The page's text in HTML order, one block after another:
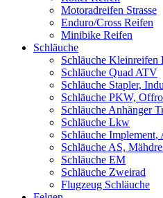
Motoradreifen Strasse
Enduro/Cross Reifen
Minibike Reifen
Schläuche
Schläuche Kleinreifen
Schläuche Quad ATV
Schläuche Stapler,
Schläuche PKW,
Schläuche Anhänger
Schläuche Lkw
Schläuche
Schläuche AS,
Schläuche EM
Schläuche Zweirad
Flugzeug Schläuche